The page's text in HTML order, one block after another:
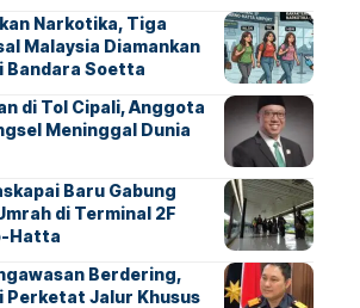
Narkotika, Tiga
Malaysia Diamankan
Bandara Soetta
di Tol Cipali, Anggota
Meninggal Dunia
Baru Gabung
di Terminal 2F
Hatta
Berdering,
Perketat Jalur Khusus